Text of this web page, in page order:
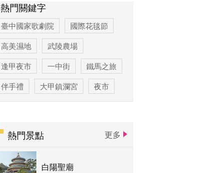
熱門關鍵字
臺中國家歌劇院
國際花毯節
高美濕地
武陵農場
逢甲夜市
一中街
鐵馬之旅
伴手禮
大甲鎮瀾宮
夜市
台中活動
賞花專區
熱門景點 更多
白陽聖廟